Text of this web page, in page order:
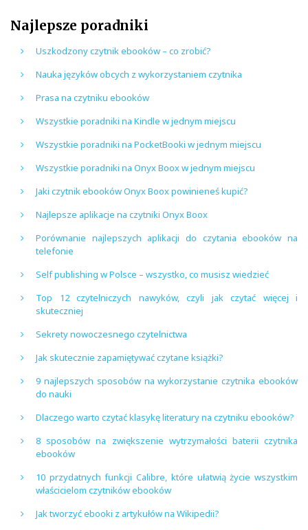
Najlepsze poradniki
Uszkodzony czytnik ebooków – co zrobić?
Nauka języków obcych z wykorzystaniem czytnika
Prasa na czytniku ebooków
Wszystkie poradniki na Kindle w jednym miejscu
Wszystkie poradniki na PocketBooki w jednym miejscu
Wszystkie poradniki na Onyx Boox w jednym miejscu
Jaki czytnik ebooków Onyx Boox powinieneś kupić?
Najlepsze aplikacje na czytniki Onyx Boox
Porównanie najlepszych aplikacji do czytania ebooków na
telefonie
Self publishing w Polsce – wszystko, co musisz wiedzieć
Top 12 czytelniczych nawyków, czyli jak czytać więcej i
skuteczniej
Sekrety nowoczesnego czytelnictwa
Jak skutecznie zapamiętywać czytane książki?
9 najlepszych sposobów na wykorzystanie czytnika ebooków
do nauki
Dlaczego warto czytać klasykę literatury na czytniku ebooków?
8 sposobów na zwiększenie wytrzymałości baterii czytnika
ebooków
10 przydatnych funkcji Calibre, które ułatwią życie wszystkim
właścicielom czytników ebooków
Jak tworzyć ebooki z artykułów na Wikipedii?